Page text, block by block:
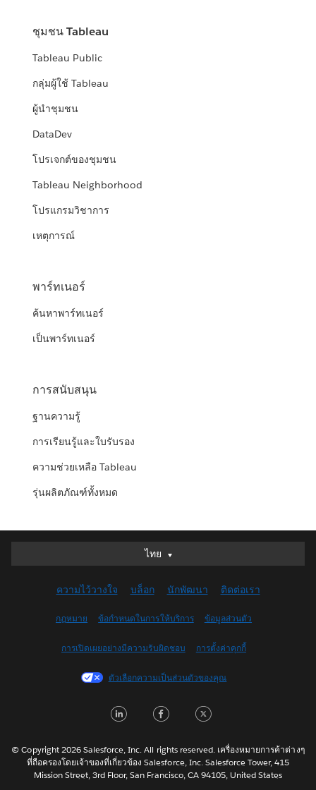
ชุมชน Tableau
Tableau Public
กลุ่มผู้ใช้ Tableau
ผู้นำชุมชน
DataDev
โปรเจกต์ของชุมชน
Tableau Neighborhood
โปรแกรมวิชาการ
เหตุการณ์
พาร์ทเนอร์
ค้นหาพาร์ทเนอร์
เป็นพาร์ทเนอร์
การสนับสนุน
ฐานความรู้
การเรียนรู้และใบรับรอง
ความช่วยเหลือ Tableau
รุ่นผลิตภัณฑ์ทั้งหมด
ไทย
ไทย
English (UK)
English (US)
Français (Canada)
Français (France)
日本語
Nederlands
Português
ความไว้วางใจ บล็อก นักพัฒนา ติดต่อเรา
กฎหมาย ข้อกำหนดในการให้บริการ ข้อมูลส่วนตัว
การเปิดเผยอย่างมีความรับผิดชอบ การตั้งค่าคุกกี้
ตัวเลือกความเป็นส่วนตัวของคุณ
LinkedInFacebook
© Copyright 2026 Salesforce, Inc. All rights reserved. เครื่องหมายการค้าต่างๆ
ที่ถือครองโดยเจ้าของที่เกี่ยวข้อง Salesforce, Inc. Salesforce Tower, 415
Mission Street, 3rd Floor, San Francisco, CA 94105, United States